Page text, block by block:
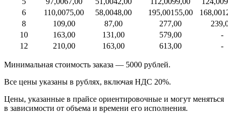
6
110,0075,00 58,0048,00 195,00155,00 168,00
8
109,00 87,00 277,00
10
163,00 131,00 579,00
-
12
210,00 163,00 613,00 -
Минимальная стоимость заказа — 5000 рублей.
Все цены указаны в рублях, включая НДС 20%.
Цены, указанные в прайсе ориентировочные и могут меняться
в зависимости от объема и времени его исполнения.